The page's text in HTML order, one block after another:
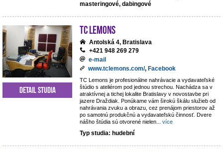
masteringové, dabingové
TC Lemons
Antolská 4, Bratislava
+421 948 269 279
e-mail
www.tclemons.com/, Facebook
TC Lemons je profesionálne nahrávacie a vydavateľské
štúdio s ateliérom pod jednou strechou. Nachádza sa v
atraktívnej a tichej lokalite Bratislavy v novostavbe pri
jazere Draždiak. Ponúkame vám širokú škálu služieb od
nahrávania zvuku a obrazu, cez prenájom priestorov až
po samotnú produkčnú a vydavateľskú činnosť. Dvere
nášho štúdia sú otvorené nielen
více
Typ studia: hudební
Detail studia